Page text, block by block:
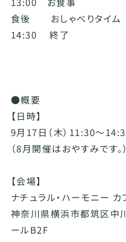
食後 おしゃべりタイム
14:30 終了
●概要
【日時】
9月17日（木）11:30～
（8月開催はおやすみです。）
【会場】
ナチュラル・ハーモニー カ
神奈川県横浜市都筑区中
ールB2F